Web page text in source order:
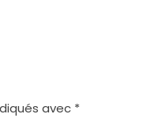
avec *